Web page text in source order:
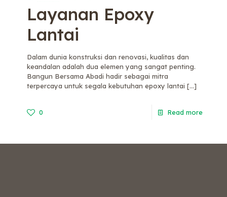
Layanan Epoxy
Lantai
Dalam dunia konstruksi dan renovasi, kualitas dan
keandalan adalah dua elemen yang sangat penting.
Bangun Bersama Abadi hadir sebagai mitra
terpercaya untuk segala kebutuhan epoxy lantai […]
0 Read more